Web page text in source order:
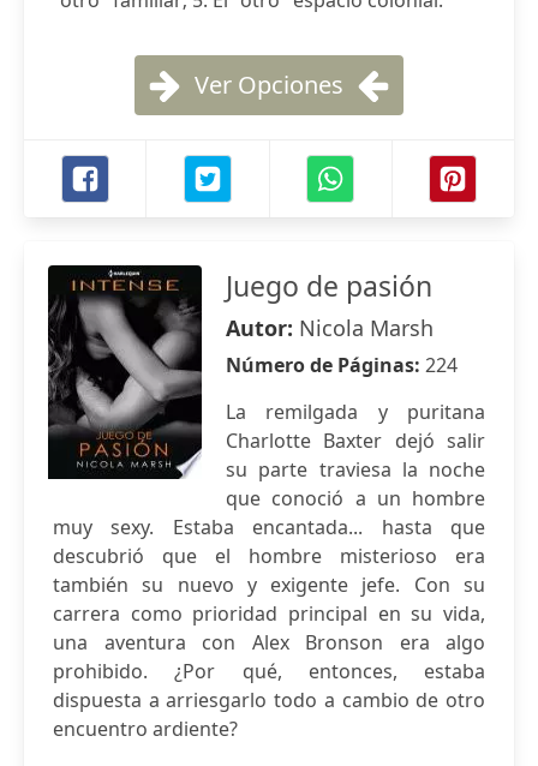
Ver Opciones
Juego de pasión
Autor: Nicola Marsh
Número de Páginas: 224
La remilgada y puritana
Charlotte Baxter dejó salir
su parte traviesa la noche
que conoció a un hombre
muy sexy. Estaba encantada... hasta que
descubrió que el hombre misterioso era
también su nuevo y exigente jefe. Con su
carrera como prioridad principal en su vida,
una aventura con Alex Bronson era algo
prohibido. ¿Por qué, entonces, estaba
dispuesta a arriesgarlo todo a cambio de otro
encuentro ardiente?